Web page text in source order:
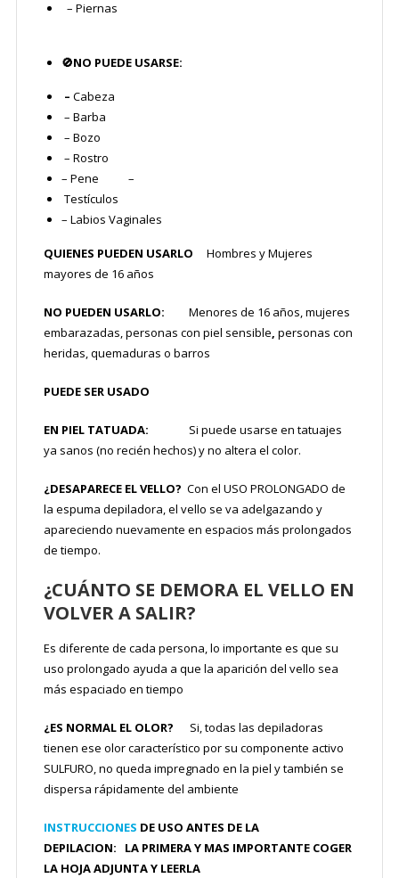
– Piernas
🚫NO PUEDE USARSE:
– Cabeza
– Barba
– Bozo
– Rostro
– Pene –
Testículos
– Labios Vaginales
QUIENES PUEDEN USARLO
Hombres y Mujeres
mayores de 16 años
NO PUEDEN USARLO: Menores de 16 años, mujeres
embarazadas, personas con piel sensible, personas con
heridas, quemaduras o barros
PUEDE SER USADO
EN PIEL TATUADA: Si puede usarse en tatuajes
ya sanos (no recién hechos) y no altera el color.
¿DESAPARECE EL VELLO? Con el USO PROLONGADO de
la espuma depiladora, el vello se va adelgazando y
apareciendo nuevamente en espacios más prolongados
de tiempo.
¿CUÁNTO SE DEMORA EL VELLO EN
VOLVER A SALIR?
Es diferente de cada persona, lo importante es que su
uso prolongado ayuda a que la aparición del vello sea
más espaciado en tiempo
¿ES NORMAL EL OLOR? Si, todas las depiladoras
tienen ese olor característico por su componente activo
SULFURO, no queda impregnado en la piel y también se
dispersa rápidamente del ambiente
INSTRUCCIONES DE USO ANTES DE LA
DEPILACION: LA PRIMERA Y MAS IMPORTANTE COGER
LA HOJA ADJUNTA Y LEERLA